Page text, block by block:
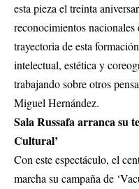
esta pieza el treinta
reconocimientos
trayectoria de esta
intelectual, estética y
trabajando sobre otros
Miguel Hernández.
Sala Russafa arranca su
Cultural’
Con este espectáculo, el
marcha su campaña de